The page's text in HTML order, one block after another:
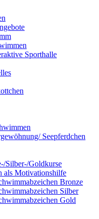
Sporthalle
Seepferdchen
Silber-/Goldkurse
als Motivationshilfe
Bronze
Silber
Gold